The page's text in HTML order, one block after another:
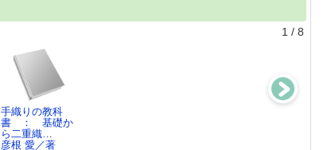
1 / 8
手織りの教科
書 ： 基礎か
ら二重織…
彦根 愛／著